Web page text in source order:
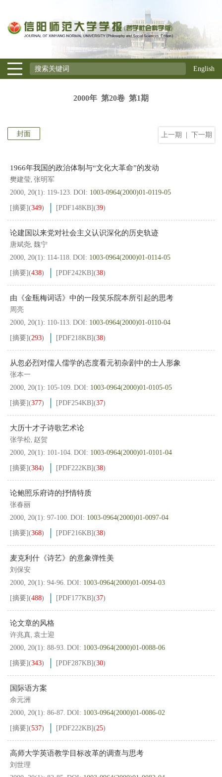
English
2000年 第20卷 第1期
上一期 下一期
封面
1966年我国的政治体制与“文化大革命”的发动
樊建莹, 张明军
2000, 20(1): 119-123. DOI: 1003-0964(2000)01-0119-05
[摘要](349) [PDF148KB](39)
论建国以来党对社会主义认识深化的历史轨迹
唐斌尧, 魏宁
2000, 20(1): 114-118. DOI: 1003-0964(2000)01-0114-05
[摘要](438) [PDF242KB](38)
由《金瓶梅词话》中的一段笑乐院本所引起的思考
周亮
2000, 20(1): 110-113. DOI: 1003-0964(2000)01-0110-04
[摘要](293) [PDF218KB](38)
从忽必烈对儒人儒学的态度看元初杂剧中的士人形象
张本一
2000, 20(1): 105-109. DOI: 1003-0964(2000)01-0105-05
[摘要](377) [PDF254KB](37)
大历十才子诗歌艺术论
张学松, 赵贺
2000, 20(1): 101-104. DOI: 1003-0964(2000)01-0101-04
[摘要](384) [PDF222KB](38)
论鲍照乐府诗的抒情特质
张春丽
2000, 20(1): 97-100. DOI: 1003-0964(2000)01-0097-04
[摘要](368) [PDF216KB](38)
麦克利什《诗艺》的意象弹性美
刘保安
2000, 20(1): 94-96. DOI: 1003-0964(2000)01-0094-03
[摘要](488) [PDF177KB](37)
论文章的风格
许兆真, 袁士迎
2000, 20(1): 88-93. DOI: 1003-0964(2000)01-0088-06
[摘要](343) [PDF287KB](30)
国际语方案
余元洲
2000, 20(1): 86-87. DOI: 1003-0964(2000)01-0086-02
[摘要](537) [PDF222KB](25)
高师大学英语教学目标改革的调查与思考
刘世理